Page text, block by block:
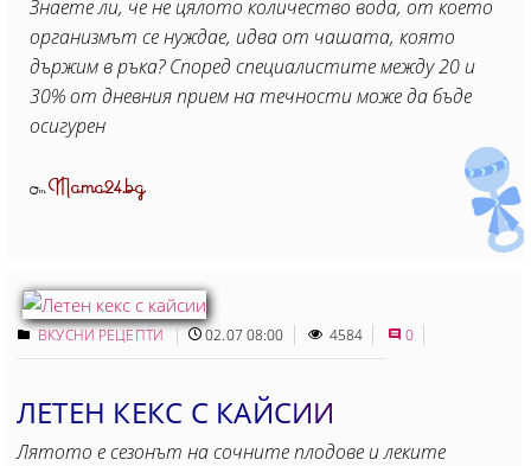
Знаете ли, че не цялото количество вода, от което
организмът се нуждае, идва от чашата, която
държим в ръка? Според специалистите между 20 и
30% от дневния прием на течности може да бъде
осигурен
ОтMama24.bg
ВКУСНИ РЕЦЕПТИ 02.07 08:00 4584 0
ЛЕТЕН КЕКС С КАЙСИИ
Лятото е сезонът на сочните плодове и леките